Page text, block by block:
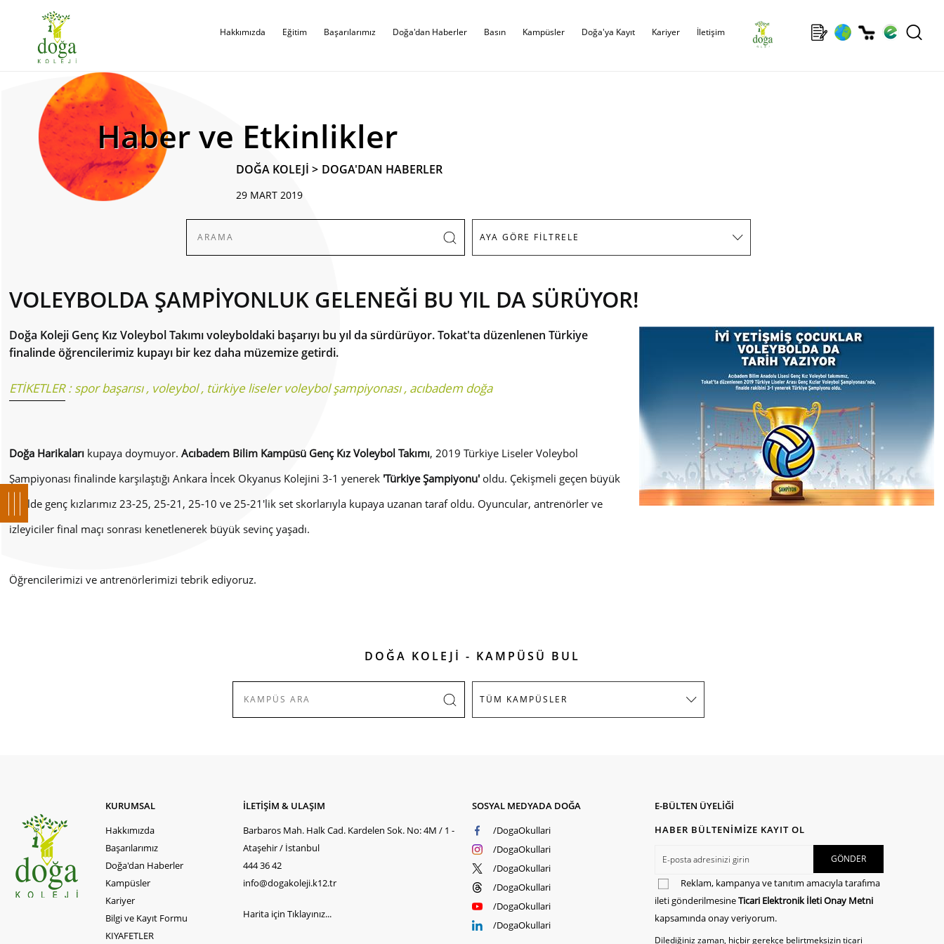
Hakkımızda Eğitim Başarılarımız Doğa'dan Haberler Basın Kampüsler Doğa'ya Kayıt Kariyer İletişim
Haber ve Etkinlikler
DOĞA KOLEJİ > DOGA'DAN HABERLER
29 MART 2019
VOLEYBOLDA ŞAMPİYONLUK GELENEĞİ BU YIL DA SÜRÜYOR!
Doğa Koleji Genç Kız Voleybol Takımı voleyboldaki başarıyı bu yıl da sürdürüyor. Tokat'ta düzenlenen Türkiye
finalinde öğrencilerimiz kupayı bir kez daha müzemize getirdi.
ETİKETLER :spor başarısı, voleybol, türkiye liseler voleybol şampiyonası, acıbadem doğa
Doğa Harikaları kupaya doymuyor.Acıbadem Bilim Kampüsü Genç Kız Voleybol Takımı, 2019 Türkiye Liseler Voleybol
Şampiyonası finalinde karşılaştığı Ankara İncek Okyanus Kolejini 3-1 yenerek 'Türkiye Şampiyonu'oldu. Çekişmeli geçen büyük
finalde genç kızlarımız 23-25, 25-21, 25-10 ve 25-21'lik set skorlarıyla kupaya uzanan taraf oldu. Oyuncular, antrenörler ve
izleyiciler final maçı sonrası kenetlenerek büyük sevinç yaşadı.
Öğrencilerimizi ve antrenörlerimizi tebrik ediyoruz.
DOĞA KOLEJİ - KAMPÜSÜ BUL
KURUMSAL
Hakkımızda
Başarılarımız
Doğa'dan Haberler
Kampüsler
Kariyer
Bilgi ve Kayıt Formu
KIYAFETLER
İLETİŞİM & ULAŞIM
Barbaros Mah. Halk Cad. Kardelen Sok. No: 4M / 1 -
Ataşehir / İstanbul
444 36 42
info@dogakoleji.k12.tr
Harita için Tıklayınız...
SOSYAL MEDYADA DOĞA
/DogaOkullari
/DogaOkullari
/DogaOkullari
/DogaOkullari
/DogaOkullari
/DogaOkullari
E-BÜLTEN ÜYELİĞİ
HABER BÜLTENİMİZE KAYIT OL
Reklam, kampanya ve tanıtım amacıyla tarafıma
ileti gönderilmesineTicari Elektronik İleti Onay Metni
kapsamında onay veriyorum.
Dilediğiniz zaman, hiçbir gerekçe belirtmeksizin ticari